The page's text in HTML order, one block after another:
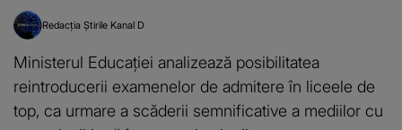
Redacția Știrile Kanal D
Ministerul Educației analizează posibilitatea
reintroducerii examenelor de admitere în liceele de
top, ca urmare a scăderii semnificative a mediilor cu